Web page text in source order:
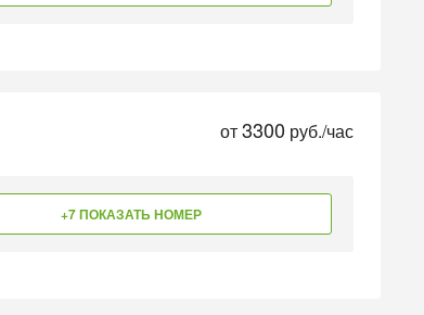
от3300 руб./час
+7 ПОКАЗАТЬ НОМЕР